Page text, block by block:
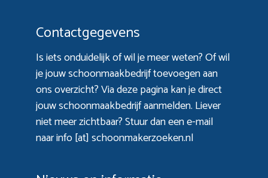
Contactgegevens
Is iets onduidelijk of wil je meer weten? Of wil
je jouw schoonmaakbedrijf toevoegen aan
ons overzicht? Viadeze paginakan je direct
jouw schoonmaakbedrijf aanmelden. Liever
niet meer zichtbaar? Stuur dan een e-mail
naar info [at] schoonmakerzoeken.nl